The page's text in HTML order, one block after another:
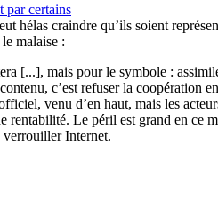
par certains
hélas craindre qu’ils soient
malaise :
[...], mais pour le symbole :
c’est refuser la coopération
venu d’en haut, mais les
Le péril est grand en ce
verrouiller Internet.